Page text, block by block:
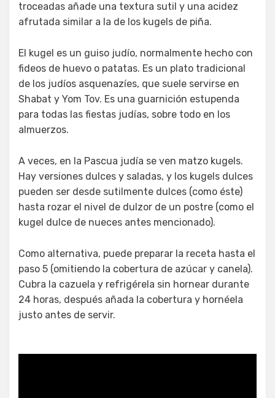
troceadas añade una textura sutil y una acidez
afrutada similar a la de los kugels de piña.
El kugel es un guiso judío, normalmente hecho con
fideos de huevo o patatas. Es un plato tradicional
de los judíos asquenazíes, que suele servirse en
Shabat y Yom Tov. Es una guarnición estupenda
para todas las fiestas judías, sobre todo en los
almuerzos.
A veces, en la Pascua judía se ven matzo kugels.
Hay versiones dulces y saladas, y los kugels dulces
pueden ser desde sutilmente dulces (como éste)
hasta rozar el nivel de dulzor de un postre (como el
kugel dulce de nueces antes mencionado).
Como alternativa, puede preparar la receta hasta el
paso 5 (omitiendo la cobertura de azúcar y canela).
Cubra la cazuela y refrigérela sin hornear durante
24 horas, después añada la cobertura y hornéela
justo antes de servir.